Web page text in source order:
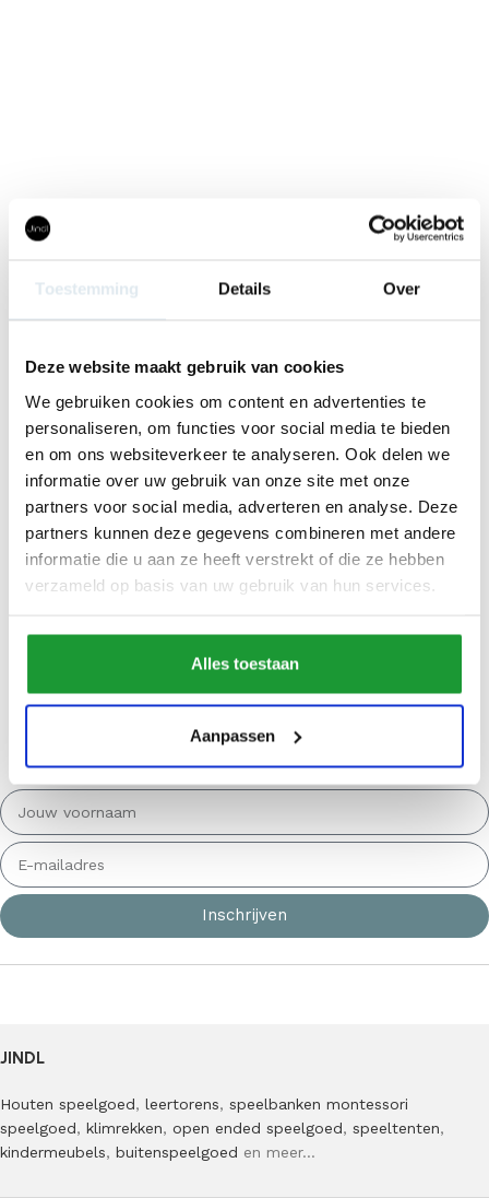
Toestemming Details Over
Deze website maakt gebruik van cookies
We gebruiken cookies om content en advertenties te
personaliseren, om functies voor social media te bieden
en om ons websiteverkeer te analyseren. Ook delen we
informatie over uw gebruik van onze site met onze
partners voor social media, adverteren en analyse. Deze
partners kunnen deze gegevens combineren met andere
informatie die u aan ze heeft verstrekt of die ze hebben
verzameld op basis van uw gebruik van hun services.
Alles toestaan
Aanpassen
WIL JE €5,00 KORTING* OP JE EERSTE
BESTELLING?
Schrijf je dan in voor onze nieuwsbrief en ontvang de leukste
acties en inspiraties van Jindl. *De minimale bestelwaarde is
Inschrijven
JINDL
Houten speelgoed, leertorens, speelbanken montessori
speelgoed, klimrekken, open ended speelgoed, speeltenten,
kindermeubels, buitenspeelgoed en meer…